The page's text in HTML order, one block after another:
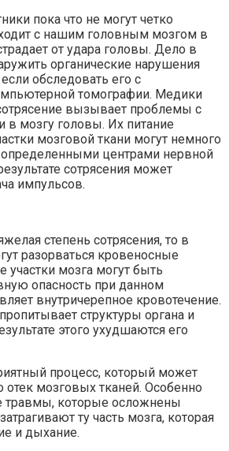
пока что не могут четко
с нашим головным мозгом в
от удара головы. Дело в
органические нарушения
обследовать его с
томографии. Медики
вызывает проблемы с
мозгу головы. Их питание
мозговой ткани могут немного
центрами нервной
сотрясения может
импульсов.
степень сотрясения, то в
разорваться кровеносные
участки мозга могут быть
опасность при данном
внутричерепное кровотечение.
структуры органа и
этого ухудшаются его
процесс, который может
отек мозговых тканей. Особенно
травмы, которые осложнены
ту часть мозга, которая
и дыхание.